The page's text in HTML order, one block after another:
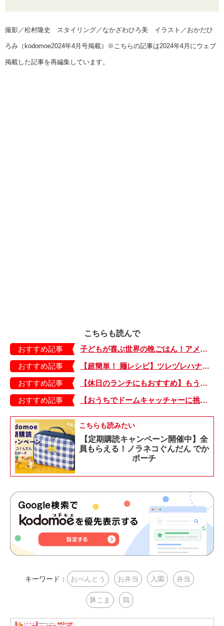
撮影／松村隆史 スタイリング／なかざわひろ美 イラスト／おかだひ
ろみ（kodomoe2024年4月号掲載）※こちらの記事は2024年4月にウェブ
掲載した記事を再編集しています。
こちらも読んで
おすすめ記事
子どもが喜ぶ世界の晩ごはん！アメリカのフライドチキン＆フライドポテト
おすすめ記事
【超簡単！ 麺レシピ】ツレヅレハナコさんに聞く、パパッと作れる「オイルサーディンとミニトマトの冷製パスタ」
おすすめ記事
【休日のランチにもおすすめ】もう包丁を持つ気力もない…。そんなときは「とろとろ卵のせチャーハン」はいかが？
おすすめ記事
【おうちでドームキャッチャーに挑戦だ】アンパンマン わくわくドームキャッチャー
こちらも読みたい
【定期購読キャンペーン開催中】全
員もらえる！ノラネコぐんだん でか
ポーチ
キーワード： おべんとう お弁当 入園 弁当
豚こま 鶏